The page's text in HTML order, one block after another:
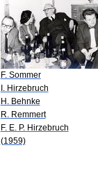
F. Sommer
I. Hirzebruch
H. Behnke
R. Remmert
F. E. P. Hirzebruch
(1959)